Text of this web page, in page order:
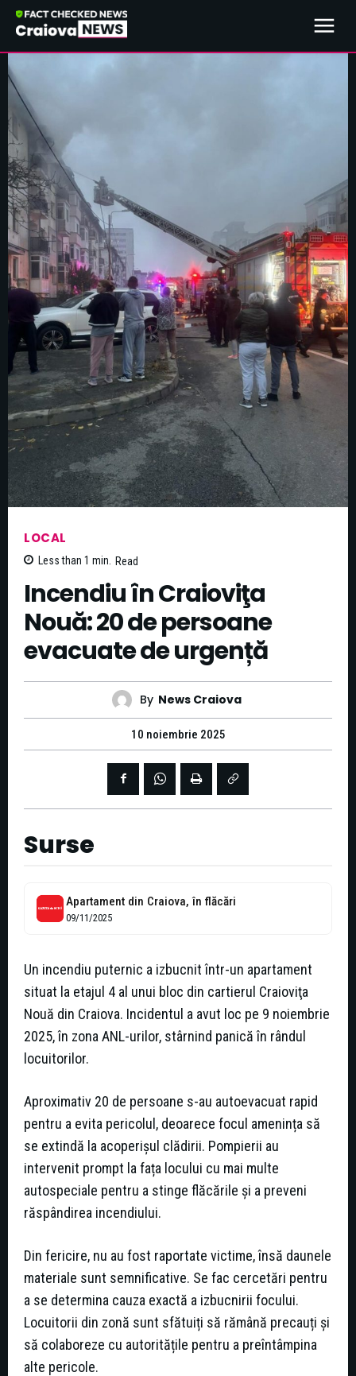
LOCAL
Less than 1 min. Read
Incendiu în Craioviţa
Nouă: 20 de persoane
evacuate de urgență
By News Craiova
10 noiembrie 2025
Surse
Apartament din Craiova, în flăcări
09/11/2025
Un incendiu puternic a izbucnit într-un apartament
situat la etajul 4 al unui bloc din cartierul Craioviţa
Nouă din Craiova. Incidentul a avut loc pe 9 noiembrie
2025, în zona ANL-urilor, stârnind panică în rândul
locuitorilor.
Aproximativ 20 de persoane s-au autoevacuat rapid
pentru a evita pericolul, deoarece focul amenința să
se extindă la acoperișul clădirii. Pompierii au
intervenit prompt la fața locului cu mai multe
autospeciale pentru a stinge flăcările și a preveni
răspândirea incendiului.
Din fericire, nu au fost raportate victime, însă daunele
materiale sunt semnificative. Se fac cercetări pentru
a se determina cauza exactă a izbucnirii focului.
Locuitorii din zonă sunt sfătuiți să rămână precauți și
să colaboreze cu autoritățile pentru a preîntâmpina
alte pericole.